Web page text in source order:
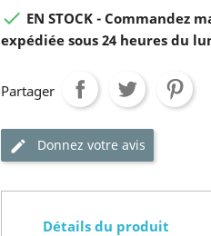
 EN STOCK - Commandez
expédiée sous 24 heures du
Partager
Donnez votre avis
Détails du produit